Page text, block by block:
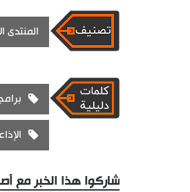
المنتدى
شاركوا هذا الخبر مع